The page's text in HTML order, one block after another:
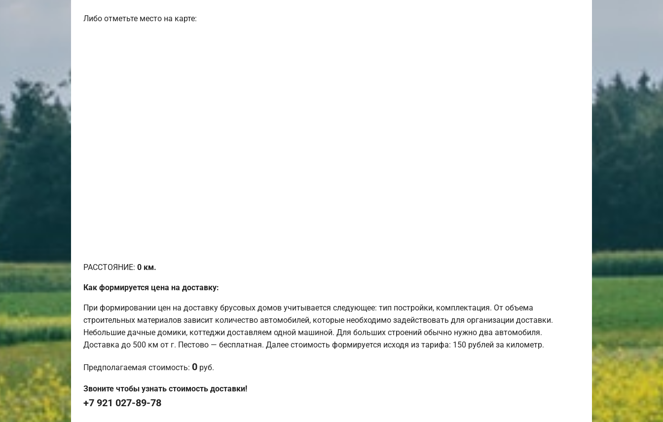
Либо отметьте место на карте:
РАССТОЯНИЕ: 0 км.
Как формируется цена на доставку:
При формировании цен на доставку брусовых домов учитывается следующее: тип постройки, комплектация. От объема
строительных материалов зависит количество автомобилей, которые необходимо задействовать для организации доставки.
Небольшие дачные домики, коттеджи доставляем одной машиной. Для больших строений обычно нужно два автомобиля.
Доставка до 500 км от г. Пестово — бесплатная. Далее стоимость формируется исходя из тарифа: 150 рублей за километр.
Предполагаемая стоимость: 0 руб.
Звоните чтобы узнать стоимость доставки!
+7 921 027-89-78